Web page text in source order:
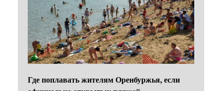
Где поплавать жителям Оренбуржья, если